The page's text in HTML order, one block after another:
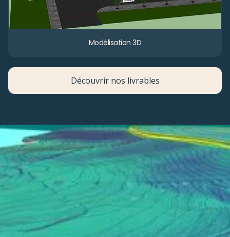
Modélisation 3D
Découvrir nos livrables